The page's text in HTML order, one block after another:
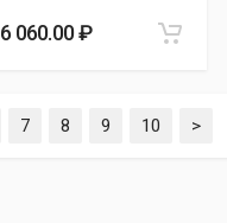
6 060.00 ₽
7 8 9 10 >